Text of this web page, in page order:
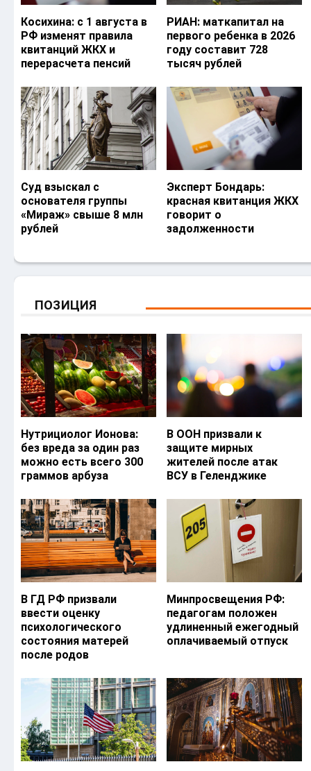
Косихина: с 1 августа в
РФ изменят правила
квитанций ЖКХ и
перерасчета пенсий
РИАН: маткапитал на
первого ребенка в 2026
году составит 728
тысяч рублей
Суд взыскал с
основателя группы
«Мираж» свыше 8 млн
рублей
Эксперт Бондарь:
красная квитанция ЖКХ
говорит о
задолженности
ПОЗИЦИЯ
Нутрициолог Ионова:
без вреда за один раз
можно есть всего 300
граммов арбуза
В ООН призвали к
защите мирных
жителей после атак
ВСУ в Геленджике
В ГД РФ призвали
ввести оценку
психологического
состояния матерей
после родов
Минпросвещения РФ:
педагогам положен
удлиненный ежегодный
оплачиваемый отпуск